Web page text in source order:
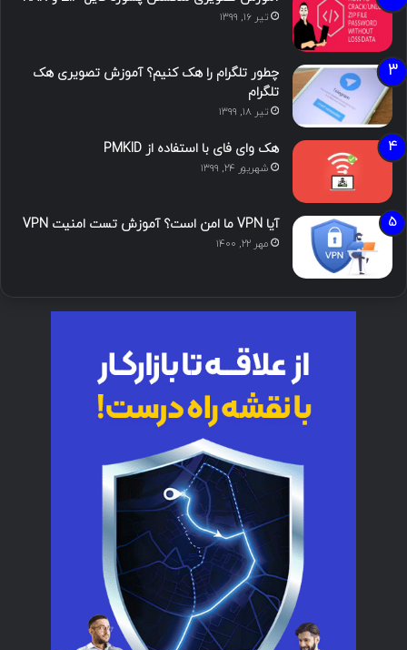
تیر ۱۶, ۱۳۹۹
چطور تلگرام را هک کنیم؟ آموزش تصویری هک
تلگرام
تیر ۱۸, ۱۳۹۹
هک وای فای با استفاده از PMKID
شهریور ۲۴, ۱۳۹۹
آیا VPN ما امن است؟ آموزش تست امنیت VPN
مهر ۲۲, ۱۴۰۰